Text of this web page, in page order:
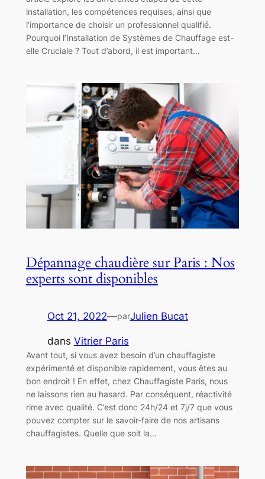
installation, les compétences requises, ainsi que
l’importance de choisir un professionnel qualifié.
Pourquoi l’Installation de Systèmes de Chauffage est-
elle Cruciale ? Tout d’abord, il est important…
Dépannage chaudière sur Paris : Nos
experts sont disponibles
Oct 21, 2022—parJulien Bucat
dans Vitrier Paris
Avant tout, si vous avez besoin d’un chauffagiste
expérimenté et disponible rapidement, vous êtes au
bon endroit ! En effet, chez Chauffagiste Paris, nous
ne laissons rien au hasard. Par conséquent, réactivité
rime avec qualité. C’est donc 24h/24 et 7j/7 que vous
pouvez compter sur le savoir-faire de nos artisans
chauffagistes. Quelle que soit la…